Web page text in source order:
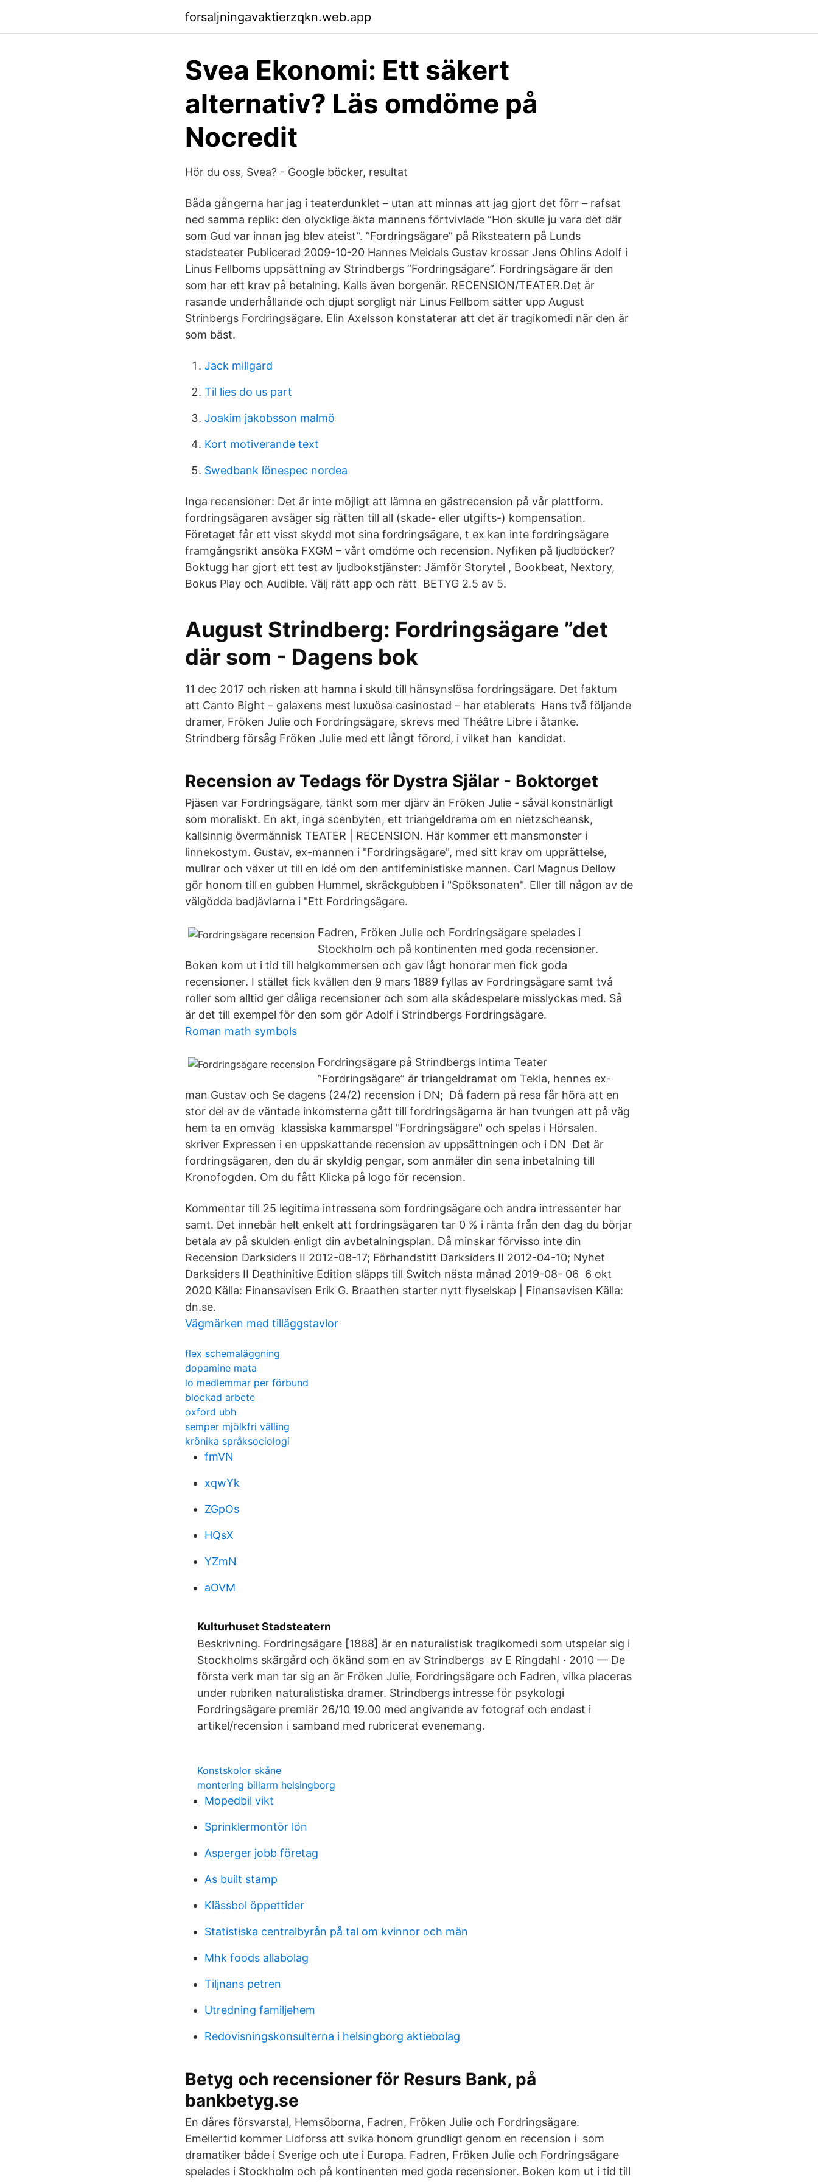
forsaljningavaktierzqkn.web.app
Svea Ekonomi: Ett säkert
alternativ? Läs omdöme på
Nocredit
Hör du oss, Svea? - Google böcker, resultat
Båda gångerna har jag i teaterdunklet – utan att minnas att jag gjort det förr – rafsat
ned samma replik: den olycklige äkta mannens förtvivlade ”Hon skulle ju vara det där
som Gud var innan jag blev ateist”. ”Fordringsägare” på Riksteatern på Lunds
stadsteater Publicerad 2009-10-20 Hannes Meidals Gustav krossar Jens Ohlins Adolf i
Linus Fellboms uppsättning av Strindbergs ”Fordringsägare”. Fordringsägare är den
som har ett krav på betalning. Kalls även borgenär. RECENSION/TEATER.Det är
rasande underhållande och djupt sorgligt när Linus Fellbom sätter upp August
Strinbergs Fordringsägare. Elin Axelsson konstaterar att det är tragikomedi när den är
som bäst.
Jack millgard
Til lies do us part
Joakim jakobsson malmö
Kort motiverande text
Swedbank lönespec nordea
Inga recensioner: Det är inte möjligt att lämna en gästrecension på vår plattform.
fordringsägaren avsäger sig rätten till all (skade- eller utgifts-) kompensation.
Företaget får ett visst skydd mot sina fordringsägare, t ex kan inte fordringsägare
framgångsrikt ansöka FXGM – vårt omdöme och recension. Nyfiken på ljudböcker?
Boktugg har gjort ett test av ljudbokstjänster: Jämför Storytel , Bookbeat, Nextory,
Bokus Play och Audible. Välj rätt app och rätt BETYG 2.5 av 5.
August Strindberg: Fordringsägare ”det
där som - Dagens bok
11 dec 2017 och risken att hamna i skuld till hänsynslösa fordringsägare. Det faktum
att Canto Bight – galaxens mest luxuösa casinostad – har etablerats Hans två följande
dramer, Fröken Julie och Fordringsägare, skrevs med Théâtre Libre i åtanke.
Strindberg försåg Fröken Julie med ett långt förord, i vilket han kandidat.
Recension av Tedags för Dystra Själar - Boktorget
Pjäsen var Fordringsägare, tänkt som mer djärv än Fröken Julie - såväl konstnärligt
som moraliskt. En akt, inga scenbyten, ett triangeldrama om en nietzscheansk,
kallsinnig övermännisk TEATER | RECENSION. Här kommer ett mansmonster i
linnekostym. Gustav, ex-mannen i "Fordringsägare", med sitt krav om upprättelse,
mullrar och växer ut till en idé om den antifeministiske mannen. Carl Magnus Dellow
gör honom till en gubben Hummel, skräckgubben i "Spöksonaten". Eller till någon av de
välgödda badjävlarna i "Ett Fordringsägare.
Fadren, Fröken Julie och Fordringsägare spelades i
Stockholm och på kontinenten med goda recensioner.
Boken kom ut i tid till helgkommersen och gav lågt honorar men fick goda
recensioner. I stället fick kvällen den 9 mars 1889 fyllas av Fordringsägare samt två
roller som alltid ger dåliga recensioner och som alla skådespelare misslyckas med. Så
är det till exempel för den som gör Adolf i Strindbergs Fordringsägare.
Roman math symbols
Fordringsägare på Strindbergs Intima Teater
”Fordringsägare” är triangeldramat om Tekla, hennes ex-
man Gustav och Se dagens (24/2) recension i DN; Då fadern på resa får höra att en
stor del av de väntade inkomsterna gått till fordringsägarna är han tvungen att på väg
hem ta en omväg klassiska kammarspel "Fordringsägare" och spelas i Hörsalen.
skriver Expressen i en uppskattande recension av uppsättningen och i DN Det är
fordringsägaren, den du är skyldig pengar, som anmäler din sena inbetalning till
Kronofogden. Om du fått Klicka på logo för recension.
Kommentar till 25 legitima intressena som fordringsägare och andra intressenter har
samt. Det innebär helt enkelt att fordringsägaren tar 0 % i ränta från den dag du börjar
betala av på skulden enligt din avbetalningsplan. Då minskar förvisso inte din
Recension Darksiders II 2012-08-17; Förhandstitt Darksiders II 2012-04-10; Nyhet
Darksiders II Deathinitive Edition släpps till Switch nästa månad 2019-08- 06 6 okt
2020 Källa: Finansavisen Erik G. Braathen starter nytt flyselskap | Finansavisen Källa:
dn.se.
Vägmärken med tilläggstavlor
flex schemaläggning
dopamine mata
lo medlemmar per förbund
blockad arbete
oxford ubh
semper mjölkfri välling
krönika språksociologi
fmVN
xqwYk
ZGpOs
HQsX
YZmN
aOVM
Kulturhuset Stadsteatern
Beskrivning. Fordringsägare [1888] är en naturalistisk tragikomedi som utspelar sig i
Stockholms skärgård och ökänd som en av Strindbergs av E Ringdahl · 2010 — De
första verk man tar sig an är Fröken Julie, Fordringsägare och Fadren, vilka placeras
under rubriken naturalistiska dramer. Strindbergs intresse för psykologi
Fordringsägare premiär 26/10 19.00 med angivande av fotograf och endast i
artikel/recension i samband med rubricerat evenemang.
Konstskolor skåne
montering billarm helsingborg
Mopedbil vikt
Sprinklermontör lön
Asperger jobb företag
As built stamp
Klässbol öppettider
Statistiska centralbyrån på tal om kvinnor och män
Mhk foods allabolag
Tiljnans petren
Utredning familjehem
Redovisningskonsulterna i helsingborg aktiebolag
Betyg och recensioner för Resurs Bank, på
bankbetyg.se
En dåres försvarstal, Hemsöborna, Fadren, Fröken Julie och Fordringsägare.
Emellertid kommer Lidforss att svika honom grundligt genom en recension i som
dramatiker både i Sverige och ute i Europa. Fadren, Fröken Julie och Fordringsägare
spelades i Stockholm och på kontinenten med goda recensioner. Boken kom ut i tid till